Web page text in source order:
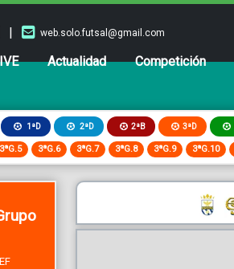
| web.solo.futsal@gmail.com
Actualidad Competición
1ªD 2ªD 2ªB 3ªD
3ªG.5 3ªG.6 3ªG.7 3ªG.8 3ªG.9 3ªG.10